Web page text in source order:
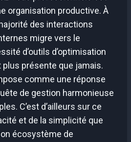
organisation productive. À
des interactions
migre vers le
d’outils d’optimisation
présente que jamais.
comme une réponse
de gestion harmonieuse
C’est d’ailleurs sur ce
et de la simplicité que
écosystème de